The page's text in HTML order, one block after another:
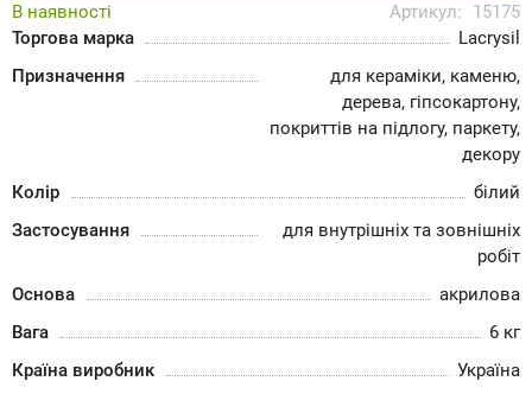
В наявності Артикул:
15175
Торгова марка
Lacrysil
Призначення
для кераміки, каменю,
дерева, гіпсокартону,
покриттів на підлогу, паркету,
декору
Колір
білий
Застосування
для внутрішніх та зовнішніх
робіт
Основа
акрилова
Вага
6 кг
Країна виробник
Україна